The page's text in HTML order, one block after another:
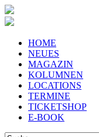
HOME
NEUES
MAGAZIN
KOLUMNEN
LOCATIONS
TERMINE
TICKETSHOP
E-BOOK